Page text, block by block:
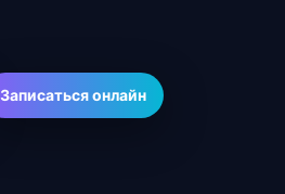
Записаться онлайн